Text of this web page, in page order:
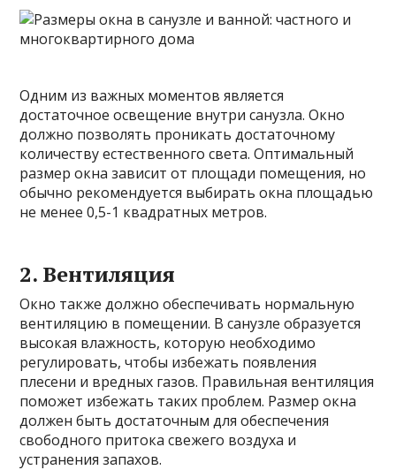
Одним из важных моментов является
достаточное освещение внутри санузла. Окно
должно позволять проникать достаточному
количеству естественного света. Оптимальный
размер окна зависит от площади помещения, но
обычно рекомендуется выбирать окна площадью
не менее 0,5-1 квадратных метров.
2. Вентиляция
Окно также должно обеспечивать нормальную
вентиляцию в помещении. В санузле образуется
высокая влажность, которую необходимо
регулировать, чтобы избежать появления
плесени и вредных газов. Правильная вентиляция
поможет избежать таких проблем. Размер окна
должен быть достаточным для обеспечения
свободного притока свежего воздуха и
устранения запахов.